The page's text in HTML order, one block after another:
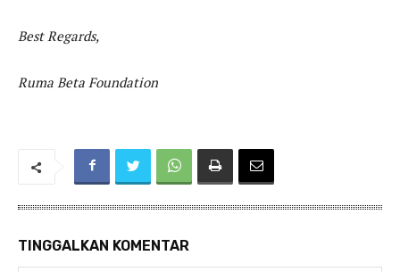
Best Regards,
Ruma Beta Foundation
TINGGALKAN KOMENTAR